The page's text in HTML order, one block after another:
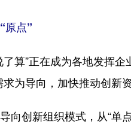
点”
”正在成为各地发挥企
为导向，加快推动创新
新组织模式，从“单点